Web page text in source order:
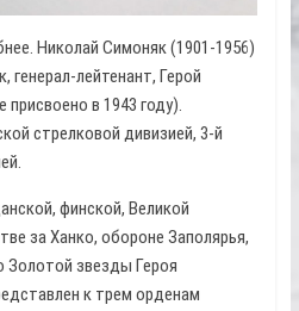
Николай Симоняк (1901-1956)
генерал-лейтенант, Герой
в 1943 году).
стрелковой дивизией, 3-й
финской, Великой
за Ханко, обороне Заполярья,
Золотой звезды Героя
к трем орденам